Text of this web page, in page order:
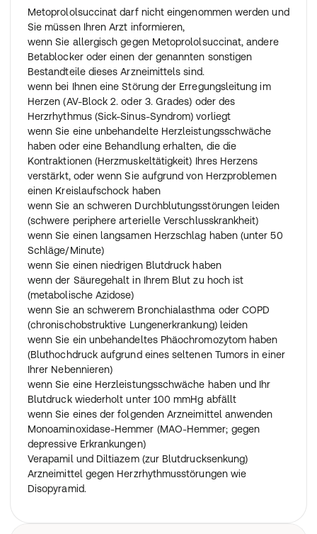
Es wird angewendet
bei Erwachsenen
zur Behandlung von
Bluthochdruck
Schmerzen und Engegefühl im Brustraum, die durch eine
unzureichende Sauerstoffversorgung des Herzens
verursacht werden (Angina pectoris)
unregelmäßigem Herzschlag (Herzrhythmusstörungen)
stabiler Herzleistungsschwäche mit Beschwerden (wie z.
B. Kurzatmigkeit oder Schwellungen im Bereich der
Fußknöchel), wenn Sie gleichzeitig noch weitere
Arzneimittel zur Behandlung der Herzleistungsschwäche
einnehmen
Palpitationen (Herzklopfen) aufgrund von nicht organ-
bedingten (funktionellen) Herzbeschwerden.
zur Vorbeugung von
weiteren Herzinfarkten oder einer weiteren Schädigung
des Herzens nach einem Herzinfarkt
Migräne.
Kinder ab 6 Jahren und Jugendliche:
Bluthochdruck
Metoprololsuccinat darf nicht eingenommen werden und
Sie müssen Ihren Arzt informieren,
wenn Sie allergisch gegen Metoprololsuccinat, andere
Betablocker oder einen der genannten sonstigen
Bestandteile dieses Arzneimittels sind.
wenn bei Ihnen eine Störung der Erregungsleitung im
Herzen (AV-Block 2. oder 3. Grades) oder des
Herzrhythmus (Sick-Sinus-Syndrom) vorliegt
wenn Sie eine unbehandelte Herzleistungsschwäche
haben oder eine Behandlung erhalten, die die
Kontraktionen (Herzmuskeltätigkeit) Ihres Herzens
verstärkt, oder wenn Sie aufgrund von Herzproblemen
einen Kreislaufschock haben
wenn Sie an schweren Durchblutungsstörungen leiden
(schwere periphere arterielle Verschlusskrankheit)
wenn Sie einen langsamen Herzschlag haben (unter 50
Schläge/Minute)
wenn Sie einen niedrigen Blutdruck haben
wenn der Säuregehalt in Ihrem Blut zu hoch ist
(metabolische Azidose)
wenn Sie an schwerem Bronchialasthma oder COPD
(chronischobstruktive Lungenerkrankung) leiden
wenn Sie ein unbehandeltes Phäochromozytom haben
(Bluthochdruck aufgrund eines seltenen Tumors in einer
Ihrer Nebennieren)
wenn Sie eine Herzleistungsschwäche haben und Ihr
Blutdruck wiederholt unter 100 mmHg abfällt
wenn Sie eines der folgenden Arzneimittel anwenden
Monoaminoxidase-Hemmer (MAO-Hemmer; gegen
depressive Erkrankungen)
Verapamil und Diltiazem (zur Blutdrucksenkung)
Arzneimittel gegen Herzrhythmusstörungen wie
Disopyramid.